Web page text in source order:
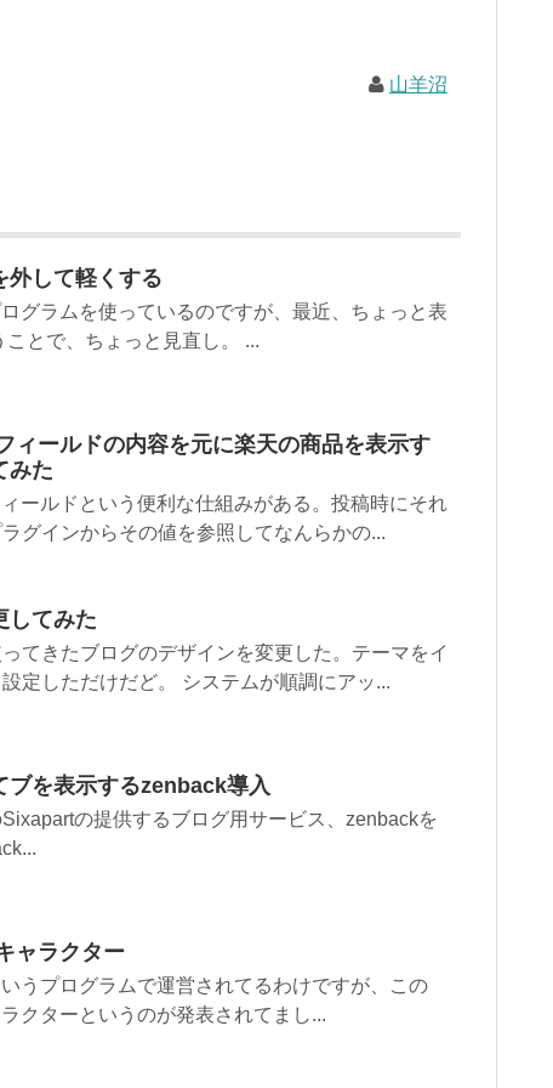
山羊沼
外して軽くする
グラムを使っているのですが、最近、ちょっと表
とで、ちょっと見直し。 ...
ィールドの内容を元に楽天の商品を表示す
みた
ールドという便利な仕組みがある。投稿時にそれ
グインからその値を参照してなんらかの...
してみた
てきたブログのデザインを変更した。テーマをイ
定しただけだど。 システムが順調にアッ...
を表示するzenback導入
の提供するブログ用サービス、zenbackを
ャラクター
うプログラムで運営されてるわけですが、この
クターというのが発表されてまし...